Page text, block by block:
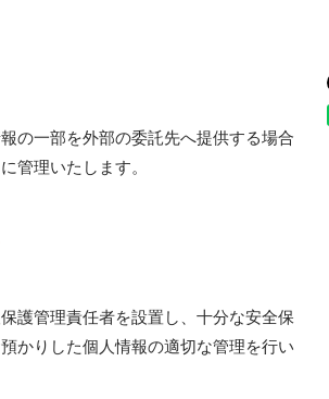
の一部を外部の委託先へ提供する場合
管理いたします。
護管理責任者を設置し、十分な安全保
かりした個人情報の適切な管理を行い